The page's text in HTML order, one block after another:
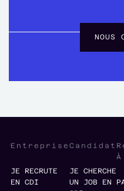
NOUS
Entreprise
JE RECRUTE
EN CDI
Candidat
JE CHERCHE
UN JOB EN
À